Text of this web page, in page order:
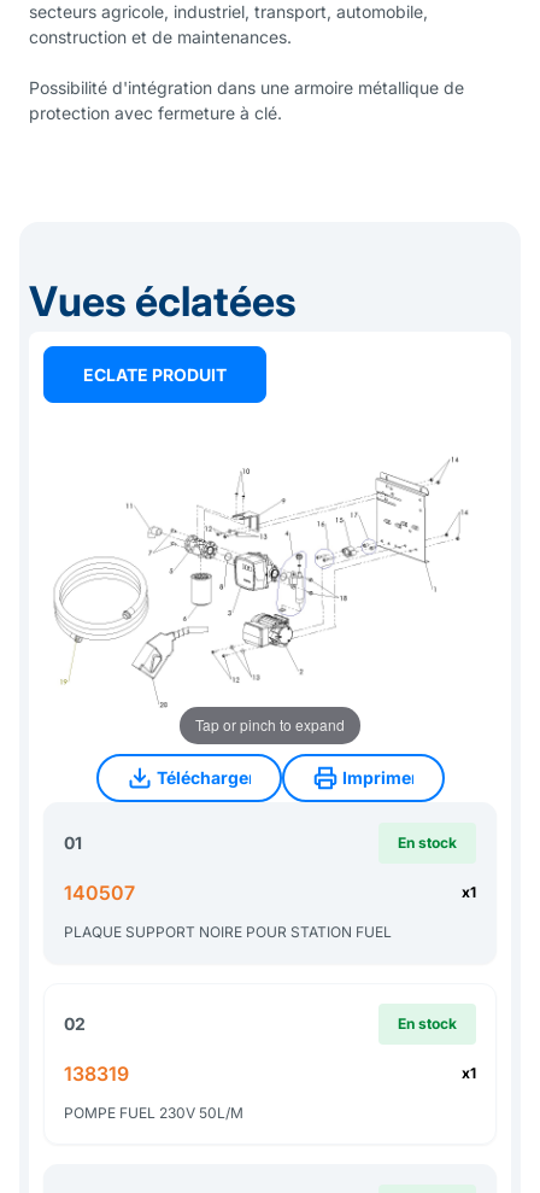
secteurs agricole, industriel, transport, automobile,
construction et de maintenances.
Possibilité d'intégration dans une armoire métallique de
protection avec fermeture à clé.
Vues éclatées
ECLATE PRODUIT
Tap or pinch to expand
Télécharger
Télécharger
Imprimer
Imprimer
01 En stock
140507 x1
PLAQUE SUPPORT NOIRE POUR STATION FUEL
02 En stock
138319 x1
POMPE FUEL 230V 50L/M